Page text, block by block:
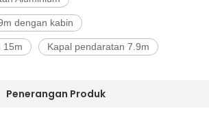
dengan kabin
15m Kapal pendaratan 7.9m
Penerangan Produk